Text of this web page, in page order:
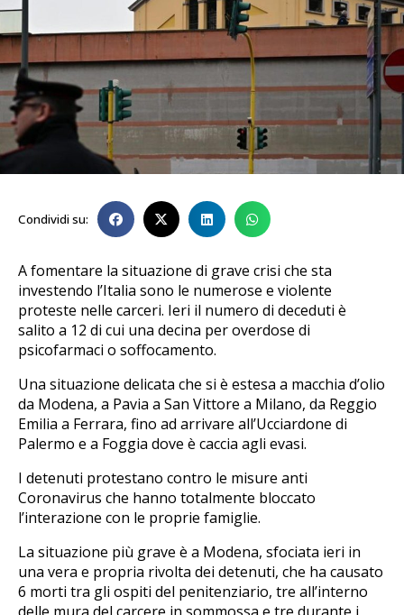
Condividi su:
A fomentare la situazione di grave crisi che sta
investendo l’Italia sono le numerose e violente
proteste nelle carceri. Ieri il numero di deceduti è
salito a 12 di cui una decina per overdose di
psicofarmaci o soffocamento.
Una situazione delicata che si è estesa a macchia d’olio
da Modena, a Pavia a San Vittore a Milano, da Reggio
Emilia a Ferrara, fino ad arrivare all’Ucciardone di
Palermo e a Foggia dove è caccia agli evasi.
I detenuti protestano contro le misure anti
Coronavirus che hanno totalmente bloccato
l’interazione con le proprie famiglie.
La situazione più grave è a Modena, sfociata ieri in
una vera e propria rivolta dei detenuti, che ha causato
6 morti tra gli ospiti del penitenziario, tre all’interno